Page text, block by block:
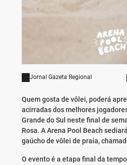
Jornal Gazeta Regional
Quem gosta de vôlei, poderá
acirradas dos melhores
Grande do Sul neste final de
Rosa. A Arena Pool Beach
gaúcho de vôlei de praia,
O evento é a etapa final da